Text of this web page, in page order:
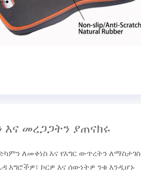
እና መረጋጋትን ያጠናክሩ
ለመቀነስ እና የእግር ውጥረትን ለማስታገስ
እግሮችዎ፣ ኮርዎ እና ሰውነትዎ ንቁ እንዲሆኑ